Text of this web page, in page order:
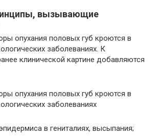
вызывающие
опухания половых губ кроются в
заболеваниях. К
клинической картине добавляются
опухания половых губ кроются в
заболеваниях
в гениталиях, высыпания;